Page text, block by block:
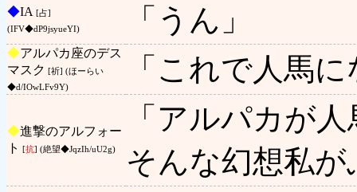
◆IA [占]
(IFV◆dP9jsyueYI)
「うん」
◆アルパカ座のデス
マスク [祈] (ほーらい
◆d/IOwLFv9Y)
「これで人馬
◆進撃のアルフォー
ト
[抗] (絶望◆JqzIh/uU2g)
「アルパカが
そんな幻想私